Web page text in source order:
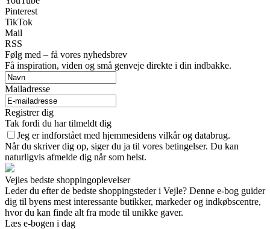
Pinterest
TikTok
Mail
RSS
Følg med – få vores nyhedsbrev
Få inspiration, viden og små genveje direkte i din indbakke.
Mailadresse
Registrer dig
Tak fordi du har tilmeldt dig
Jeg er indforstået med hjemmesidens vilkår og databrug.
Når du skriver dig op, siger du ja til vores betingelser. Du kan
naturligvis afmelde dig når som helst.
Vejles bedste shoppingoplevelser
Leder du efter de bedste shoppingsteder i Vejle? Denne e-bog guider
dig til byens mest interessante butikker, markeder og indkøbscentre,
hvor du kan finde alt fra mode til unikke gaver.
Læs e-bogen i dag